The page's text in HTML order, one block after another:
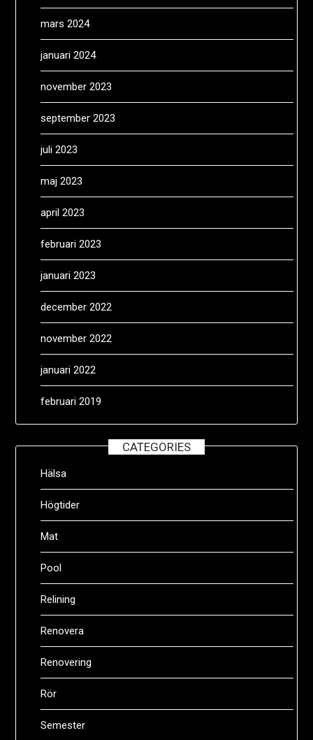
mars 2024
januari 2024
november 2023
september 2023
juli 2023
maj 2023
april 2023
februari 2023
januari 2023
december 2022
november 2022
januari 2022
februari 2019
CATEGORIES
Hälsa
Högtider
Mat
Pool
Relining
Renovera
Renovering
Rör
Semester